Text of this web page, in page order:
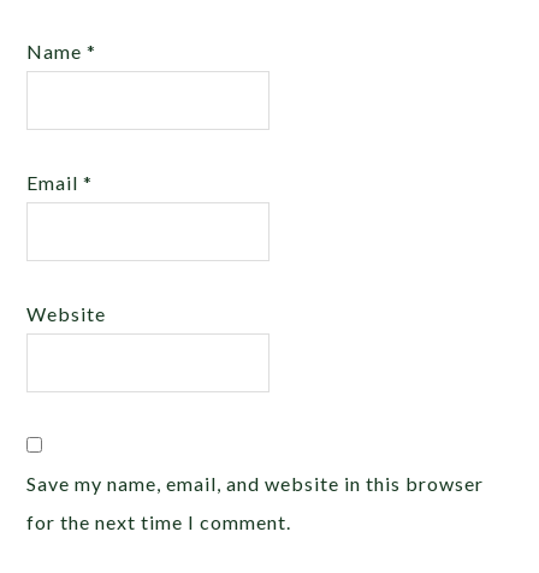
Name*
Email*
Website
Save my name, email, and website in this browser
for the next time I comment.